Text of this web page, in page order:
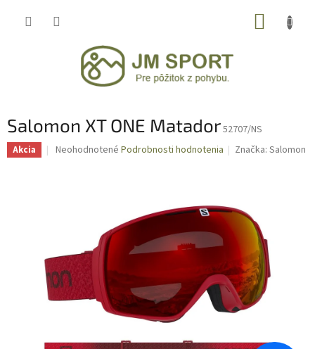
Salomon XT ONE Matador52707/NS
Akcia
Priemerné
hviezdičiek.
Neohodnotené Podrobnosti hodnotenia Značka:Salomon